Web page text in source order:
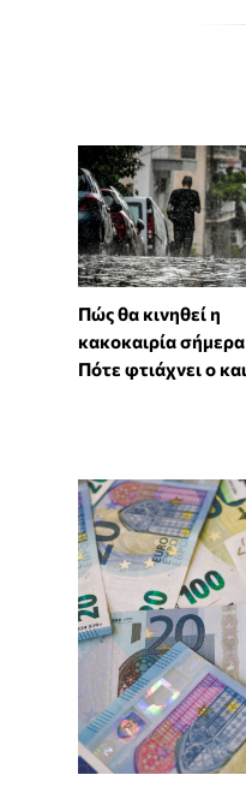
Πώς θα κινηθεί η
κακοκαιρία
Πότε φτιάχνει ο